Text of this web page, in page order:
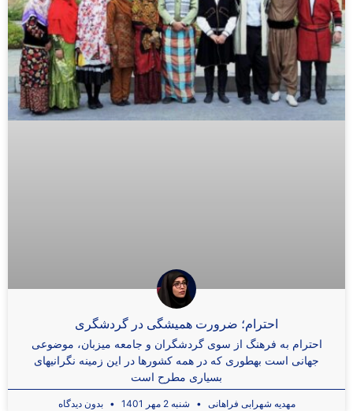
احترام؛ ضرورت همیشگی در گردشگری
احترام به فرهنگ از سوی گردشگران و جامعه میزبان، موضوعی
جهانی است بهطوری که در همه کشورها در این زمینه نگرانیهای
بسیاری مطرح است
مهدیه شهرابی فراهانی شنبه 2 مهر 1401 بدون دیدگاه